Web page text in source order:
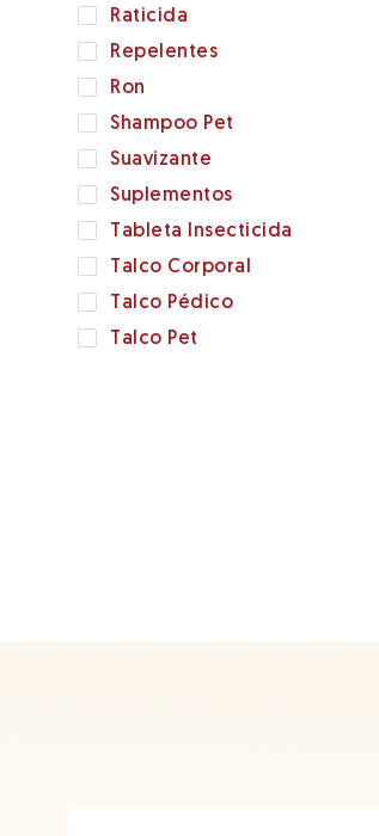
Raticida
Repelentes
Ron
Shampoo Pet
Suavizante
Suplementos
Tableta Insecticida
Talco Corporal
Talco Pédico
Talco Pet